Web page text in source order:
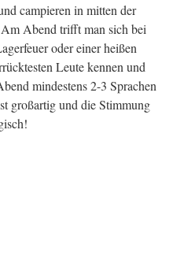
campieren in mitten der
Abend trifft man sich bei
oder einer heißen
Leute kennen und
mindestens 2-3 Sprachen
großartig und die Stimmung